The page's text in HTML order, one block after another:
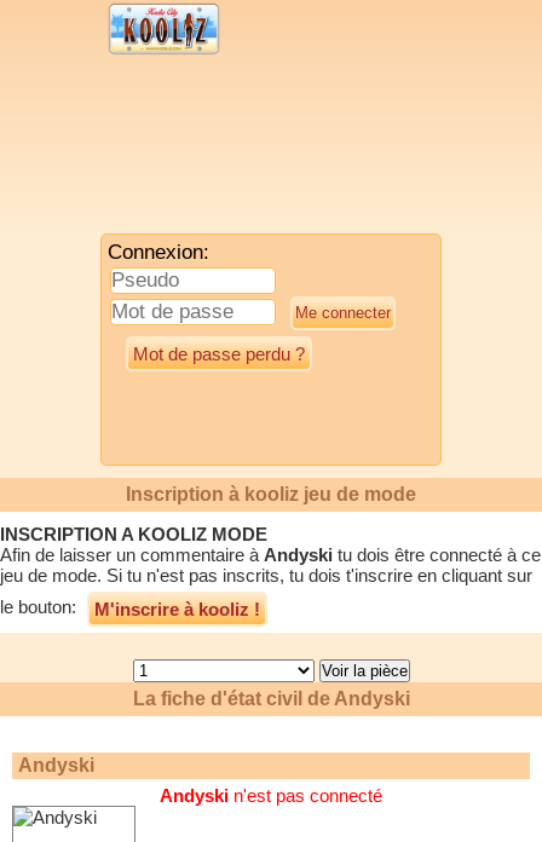
Connexion:
Mot de passe perdu ?
Inscription à kooliz jeu de mode
INSCRIPTION A KOOLIZ MODE
Afin de laisser un commentaire à Andyski tu dois être connecté à ce
jeu de mode. Si tu n'est pas inscrits, tu dois t'inscrire en cliquant sur
le bouton:
M'inscrire à kooliz !
La fiche d'état civil de Andyski
Andyski
Andyski n'est pas connecté